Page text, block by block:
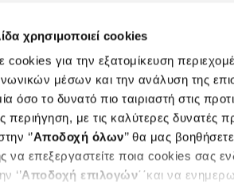
χρησιμοποιεί cookies
cookies για την εξατομίκευση
μέσων και την ανάλυση της
όσο το δυνατό πιο ταιριαστή στις
περιήγηση, με τις καλύτερες δυνατές
‘’Αποδοχή όλων’’ θα μας
να επεξεργαστείτε ποια cookies σας
‘’Αποδοχή επιλογών΄΄και να